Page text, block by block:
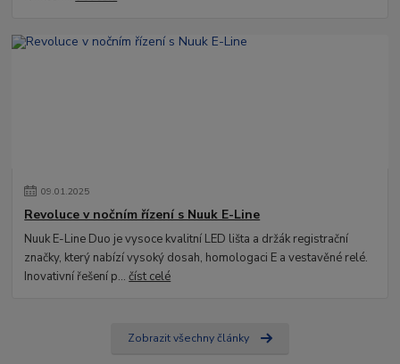
09.01.2025
Revoluce v nočním řízení s Nuuk E-Line
Nuuk E-Line Duo je vysoce kvalitní LED lišta a držák registrační
značky, který nabízí vysoký dosah, homologaci E a vestavěné relé.
Inovativní řešení p...číst celé
Zobrazit všechny články